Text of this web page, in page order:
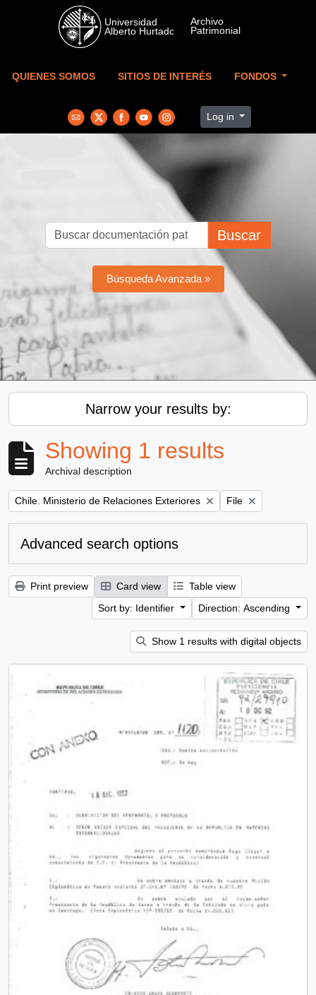
Skip to main content
QUIENES SOMOS SITIOS DE INTERÉS FONDOS
Log in
Buscar
Búsqueda Avanzada »
Narrow your results by:
Showing 1 results
Archival description
Remove filter:
Chile. Ministerio de Relaciones Exteriores Remove filter:
File
Advanced search options
Print preview Card view
Table view
Sort by: Identifier
Direction: Ascending
Show 1 results with digital objects